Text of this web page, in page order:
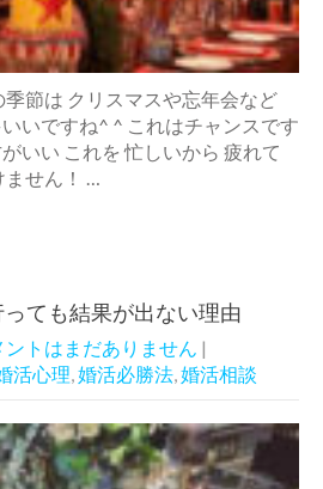
節は クリスマスや忘年会など
いですね^ ^ これはチャンスです
いい これを 忙しいから 疲れて
ません！ …
ても結果が出ない理由
ントはまだありません |
活心理,婚活必勝法,婚活相談